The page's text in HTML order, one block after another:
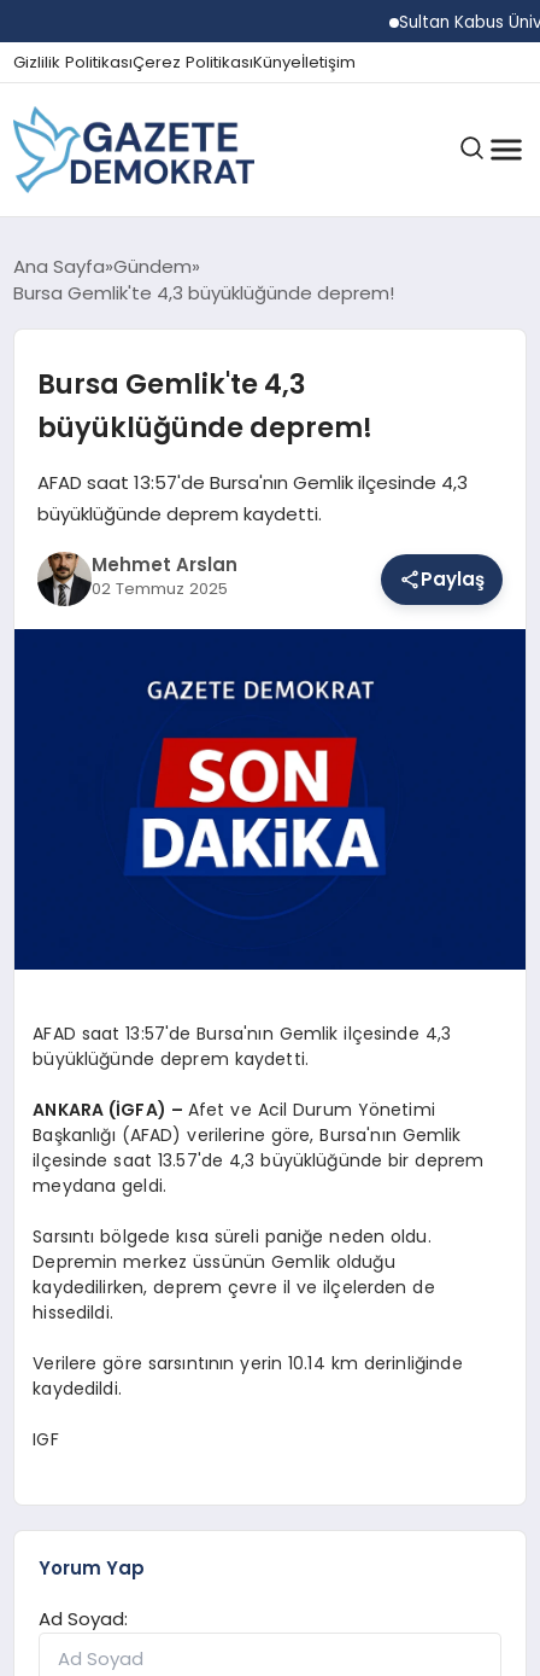
Sultan Kabus
Gizlilik PolitikasıÇerez PolitikasıKünyeİletişim
GÜNDEM
SPOR
MAGAZIN
Ana Sayfa Gündem
Bursa Gemlik'te 4,3 büyüklüğünde deprem!
Bursa Gemlik'te 4,3
büyüklüğünde deprem!
AFAD saat 13:57'de Bursa'nın Gemlik ilçesinde 4,3
büyüklüğünde deprem kaydetti.
Mehmet Arslan
02 Temmuz 2025 Paylaş
AFAD saat 13:57'de Bursa'nın Gemlik ilçesinde 4,3
büyüklüğünde deprem kaydetti.
ANKARA (İGFA) – Afet ve Acil Durum Yönetimi
Başkanlığı (AFAD) verilerine göre, Bursa'nın Gemlik
ilçesinde saat 13.57'de 4,3 büyüklüğünde bir deprem
meydana geldi.
Sarsıntı bölgede kısa süreli paniğe neden oldu.
Depremin merkez üssünün Gemlik olduğu
kaydedilirken, deprem çevre il ve ilçelerden de
hissedildi.
Verilere göre sarsıntının yerin 10.14 km derinliğinde
kaydedildi.
IGF
Yorum Yap
Ad Soyad: